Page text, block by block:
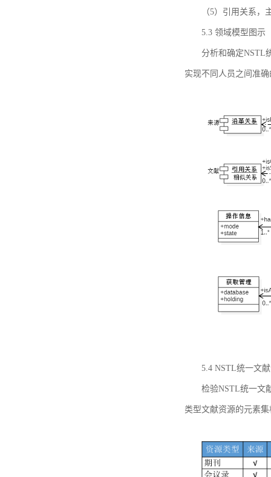
（5）引用关系，
5.3 领域模型图示
分析和确定NSTL
实现不同人员之间准
5.4 NSTL统一文
检验NSTL统一文
类型文献资源的元素